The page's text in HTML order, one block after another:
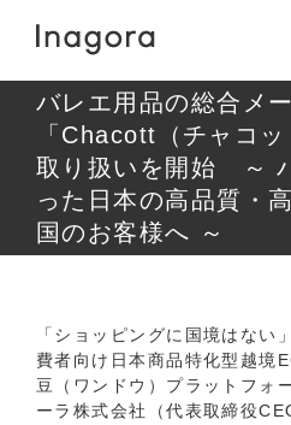
バレエ用品の総合メ
「Chacott（チャコ
取り扱いを開始 ～
った日本の高品質・
国のお客様へ ～
「ショッピングに国境はない
費者向け日本商品特化型越境
豆（ワンドウ）プラットフォ
ーラ株式会社（代表取締役